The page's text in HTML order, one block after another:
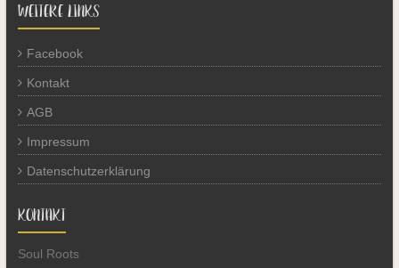
WEITERE LINKS
Facebook
Kontakt
AGB
Impressum
Datenschutzerklärung
KONTAKT
Soul Roots